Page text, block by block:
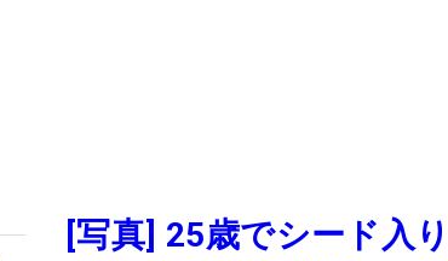
[写真] 25歳でシード入